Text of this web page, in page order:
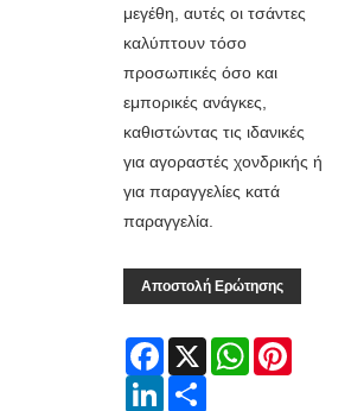
μεγέθη, αυτές οι τσάντες
καλύπτουν τόσο
προσωπικές όσο και
εμπορικές ανάγκες,
καθιστώντας τις ιδανικές
για αγοραστές χονδρικής ή
για παραγγελίες κατά
παραγγελία.
Αποστολή Ερώτησης
Facebook
X WhatsApp
LinkedIn